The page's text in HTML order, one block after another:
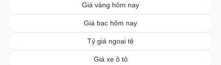
Giá vàng hôm nay
Giá bạc hôm nay
Tỷ giá ngoại tệ
Giá xe ô tô